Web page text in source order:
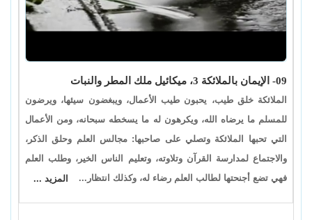
09- الإيمان بالملائكة 3، ميكائيل ملك المطر والنبات
الملائكة خلق طيب، يحبون طيب الأعمال، ويبغضون سيئها، ويرضون
للمسلم ما يرضاه الله، ويكرهون له ما يسخطه سبحانه، ومن الأعمال
التي تحبها الملائكة وتصلي على صاحبها: مجالس العلم وحلق الذكر،
والاجتماع لمدارسة القرآن وتلاوته، وتعليم الناس الخير، وطلب العلم
فهي تضع أجنحتها لطالب العلم رضاء له، وكذلك انتظار...
المزيد ...